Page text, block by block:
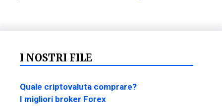
I NOSTRI FILE
Quale criptovaluta comprare?
I migliori broker Forex